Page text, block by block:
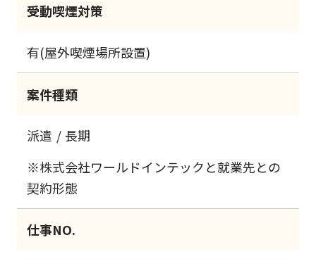
受動喫煙対策
有(屋外喫煙場所設置)
案件種類
派遣
長期
※株式会社ワールドインテックと就業先との
契約形態
仕事NO.